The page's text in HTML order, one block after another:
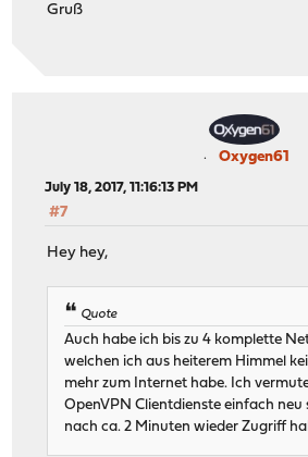
Gruß
Oxygen61
July 18, 2017, 11:16:13 PM
#7
Hey hey,
Quote
Auch habe ich bis zu 4 komplette
welchen ich aus heiterem Himmel
mehr zum Internet habe. Ich
OpenVPN Clientdienste einfach neu
nach ca. 2 Minuten wieder Zugriff